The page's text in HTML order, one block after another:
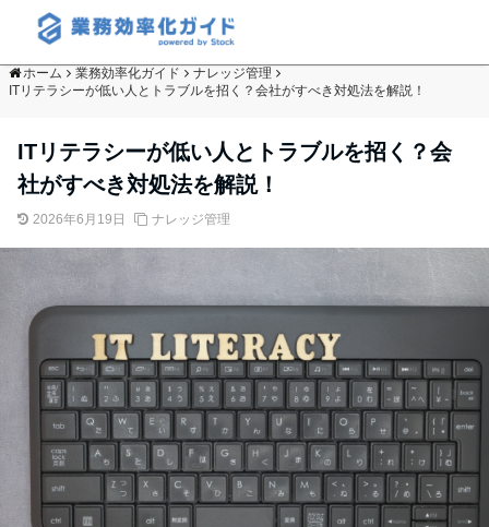
ホーム 業務効率化ガイド
ナレッジ管理
ITリテラシーが低い人とトラブルを招く？会社がすべき対処法を解説！
ITリテラシーが低い人とトラブルを招く？会
社がすべき対処法を解説！
2026年6月19日 ナレッジ管理